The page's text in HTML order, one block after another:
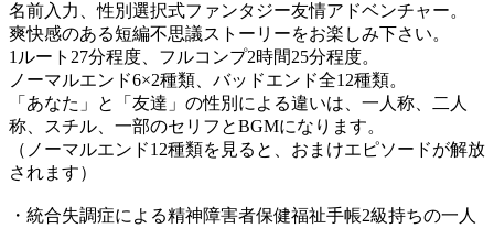
名前入力、性別選択式ファンタジー友情アドベンチャー。
爽快感のある短編不思議ストーリーをお楽しみ下さい。
1ルート27分程度、フルコンプ2時間25分程度。
ノーマルエンド6×2種類、バッドエンド全12種類。
「あなた」と「友達」の性別による違いは、一人称、二人
称、スチル、一部のセリフとBGMになります。
（ノーマルエンド12種類を見ると、おまけエピソードが解放
されます）
・統合失調症による精神障害者保健福祉手帳2級持ちの一人